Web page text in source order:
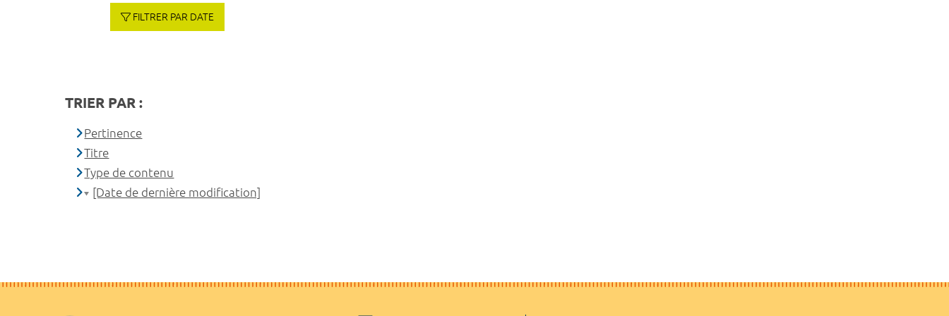
FILTRER PAR DATE
TRIER PAR :
Pertinence
Titre
Type de contenu
[Date de dernière modification]